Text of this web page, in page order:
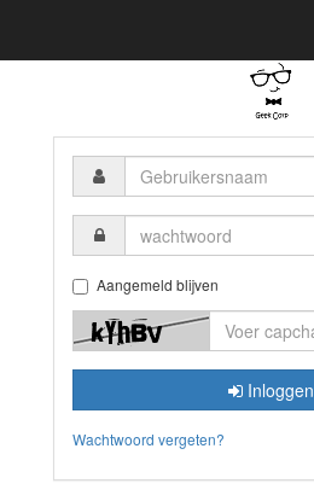
Gebruikersnaam
wachtwoord
Aangemeld blijven
Inloggen
Wachtwoord vergeten?